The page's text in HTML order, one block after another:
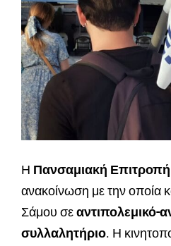
Η Πανσαμιακή
ανακοίνωση με την οποία
Σάμου σεαντιπολεμικό-
συλλαλητήριο. Η